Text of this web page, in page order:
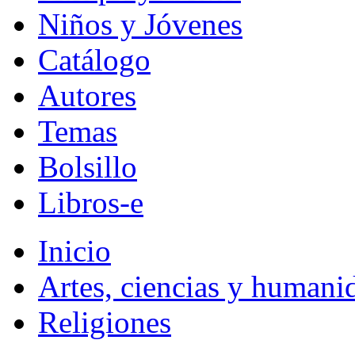
Niños y Jóvenes
Catálogo
Autores
Temas
Bolsillo
Libros-e
Inicio
Artes, ciencias y
Religiones